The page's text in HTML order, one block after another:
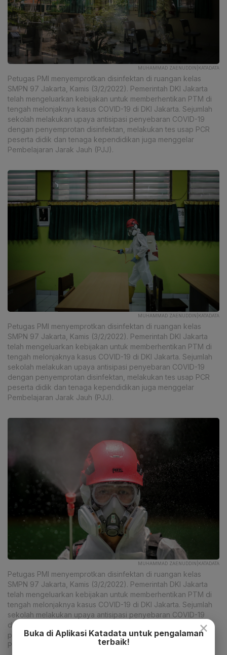
MUHAMMAD ZAENUDDIN|KATADATA
Petugas PMI menyemprotkan disinfektan di ruangan kelas
SMPN 97 Jakarta, Kamis (3/2/2022). Pemerintah DKI Jakarta
telah mengeluarkan kebijakan untuk memberhentikan PTM di
tengah melonjaknya kasus COVID-19 di DKI Jakarta. Sejumlah
sekolah melakukan upaya antisipasi penyebaran COVID-19
dengan penyemprotan disinfektan, melakukan tes usap PCR
peserta didik dan tenaga kependidikan juga menggelar
Pembelajaran Jarak Jauh (PJJ).
MUHAMMAD ZAENUDDIN|KATADATA
Petugas PMI menyemprotkan disinfektan di ruangan kelas
SMPN 97 Jakarta, Kamis (3/2/2022). Pemerintah DKI Jakarta
telah mengeluarkan kebijakan untuk memberhentikan PTM di
tengah melonjaknya kasus COVID-19 di DKI Jakarta. Sejumlah
sekolah melakukan upaya antisipasi penyebaran COVID-19
dengan penyemprotan disinfektan, melakukan tes usap PCR
peserta didik dan tenaga kependidikan juga menggelar
Pembelajaran Jarak Jauh (PJJ).
MUHAMMAD ZAENUDDIN|KATADATA
Petugas PMI menyemprotkan disinfektan di ruangan kelas
SMPN 97 Jakarta, Kamis (3/2/2022). Pemerintah DKI Jakarta
telah mengeluarkan kebijakan untuk memberhentikan PTM di
tengah melonjaknya kasus COVID-19 di DKI Jakarta. Sejumlah
sekolah melakukan upaya antisipasi penyebaran COVID-19
dengan penyemprotan disinfektan, melakukan tes usap PCR
peserta didik dan tenaga kependidikan juga menggelar
Pembelajaran Jarak Jauh (PJJ).
×
Buka di Aplikasi Katadata untuk pengalaman
terbaik!